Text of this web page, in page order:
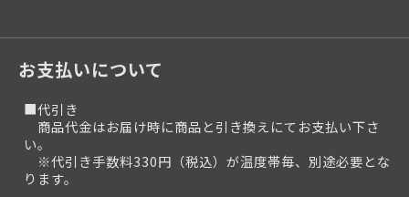
お支払いについて
■代引き
商品代金はお届け時に商品と引き換えにてお支払い下さ
い。
※代引き手数料330円（税込）が温度帯毎、別途必要とな
ります。